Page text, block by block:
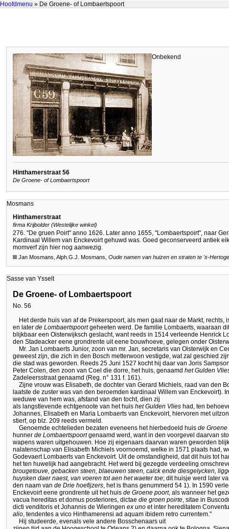
Hoofdmenu » De Groene- of Lombaertspoort
Onbekend
Hinthamerstraat 56
De Groene- of Lombaertspoort
Mosmans
Hinthamerstraat
firma Krijbolder (Westelijke winkel)
276. "De gruen Poirt" anno 1626. Later anno 1655, "Lombaertspoirt", naar
Kardinaal Willem van Enckevoirt gehuwd was. Goed geconserveerd antiek
momverf zijn hier nog aanwezig.
Jan Mosmans, Alph.G.J. Mosmans, Oude namen van huizen en straten te 's-
Sasse van Ysselt
De Groene- of Lombaertspoort
No. 56
Het derde huis van af de Prekerspoort, als men gaat naar de Markt,
en later de Lombaertspoortgeheeten werd. De familie Lombaerts, waaraan
blijkbaar een Oisterwijksch geslacht, want reeds in 1514 verleende Henrick
den Stadeacker eene grondrente uit eene bouwhoeve, gelegen onder
Mr. Jan Lombaerts Junior, zoon van mr. Jan, secretaris van Oisterwijk en
geweest zijn, die zich in den Bosch metterwoon vestigde, wat zal geschied
die stad was geworden. Reeds 25 Juni 1527 kocht hij daar van Joris
Peter Colen, den zoon van Coel die dorre, het huis, genaamd het Gulden
Zadeleersstraat genaamd (Reg. n° 131 f. 161).
Zijne vrouw was Elisabeth, de dochter van Gerard Michiels, raad van den
laatste de zuster was van den beroemden kardinaal Willem van Enckevoirt).
weduwe van hem was, afstand van den tocht, dien zij
als langstlevende echtgenoote van het huis het Gulden Vlies had, ten
Johannes, Elisabeth en Maria Lombaerts van Enckevoirt, hiervoren met
stierf, op blz. 209 reeds vermeld.
Genoemde echtelieden bezaten eveneens het hierbedoeld huis de Groene
hunner de Lombaertspoortgenaamd werd, want in den voorgevel daarvan
wapens waren uitgehouwen. Hoe zij eigenaars daarvan waren geworden
nalatenschap van Elisabeth Michiels voornoemd, welke in 1571 plaats had,
Godevaert Lombaerts van Enckevoirt. Uit de omstandigheid, dat dit huis tot
het ten huwelijk had aangebracht. Het werd bij gezegde verdeeling
brougetouve, gebacken steen, blaeuwen steen, calck ende diesgelycken,
huysken daer naest, van voeren tot aen het waeter toe; dit huisje werd later
den naam van de Drie hoefijzers, het is thans genummerd 54 1). In 1590
Enckevoirt eene grondrente uit het huis de Groene poort, als wanneer het
vacua hereditas et domus posteriores, dictae die groen poirte, sitae in
dicti venditoris et Johannis de Wieringen ex uno et inter hereditatem
alio, tendentes a vico Hinthamerensi ad aquam ibidem retro currentem."
Hij studeerde, evenals vele andere Bosschenaars uit